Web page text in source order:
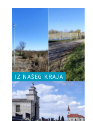
IZ NAŠEG KRAJA